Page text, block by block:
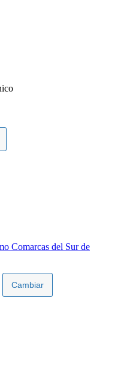
Comarcas del Sur de